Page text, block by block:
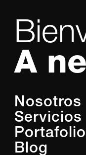
A
Nosotros
Servicios
Portafolio
Blog